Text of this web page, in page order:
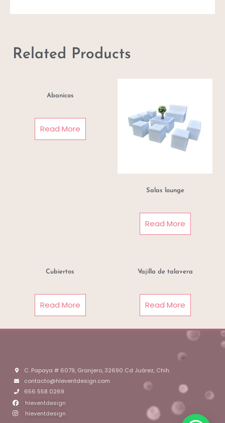
Related Products
Abanicos
Read More
Salas lounge
Read More
Cubiertos
Read More
Vajilla de talavera
Read More
C. Papaya # 6079, Granjero, 32690 Cd Juárez, Chih.
contacto@hleventdesign.com
656 558 0269
hleventdesign
hleventdesign